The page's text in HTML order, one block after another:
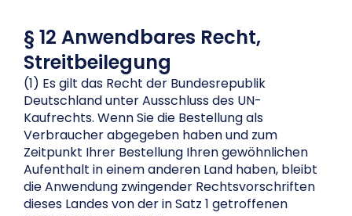
§ 12 Anwendbares Recht,
Streitbeilegung
(1) Es gilt das Recht der Bundesrepublik
Deutschland unter Ausschluss des UN-
Kaufrechts. Wenn Sie die Bestellung als
Verbraucher abgegeben haben und zum
Zeitpunkt Ihrer Bestellung Ihren gewöhnlichen
Aufenthalt in einem anderen Land haben, bleibt
die Anwendung zwingender Rechtsvorschriften
dieses Landes von der in Satz 1 getroffenen